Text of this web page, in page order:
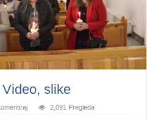
slike
2,091 Pregleda